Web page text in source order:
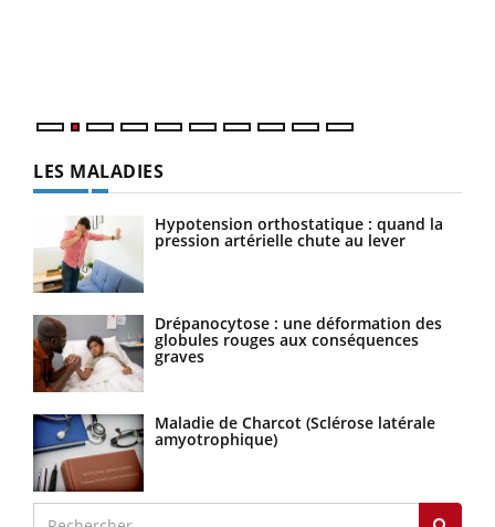
LES MALADIES
Hypotension orthostatique : quand la
pression artérielle chute au lever
Drépanocytose : une déformation des
globules rouges aux conséquences
graves
Maladie de Charcot (Sclérose latérale
amyotrophique)